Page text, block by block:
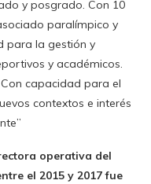
y posgrado. Con 10
paralímpico y
para la gestión y
y académicos.
capacidad para el
contextos e interés
operativa del
el 2015 y 2017 fue